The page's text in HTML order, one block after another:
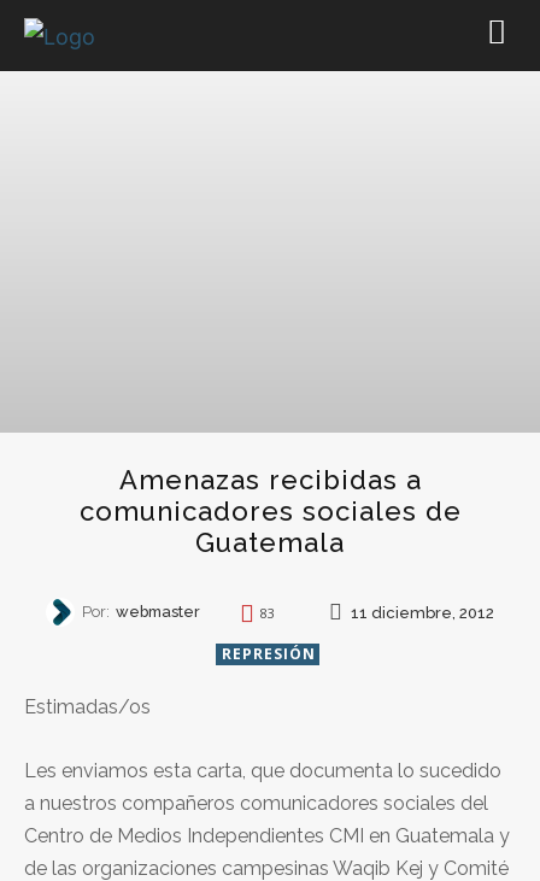
Amenazas recibidas a
comunicadores sociales de
Guatemala
Por: webmaster 83 11 diciembre, 2012
REPRESIÓN
Estimadas/os
Les enviamos esta carta, que documenta lo sucedido
a nuestros compañeros comunicadores sociales del
Centro de Medios Independientes CMI en Guatemala y
de las organizaciones campesinas Waqib Kej y Comité